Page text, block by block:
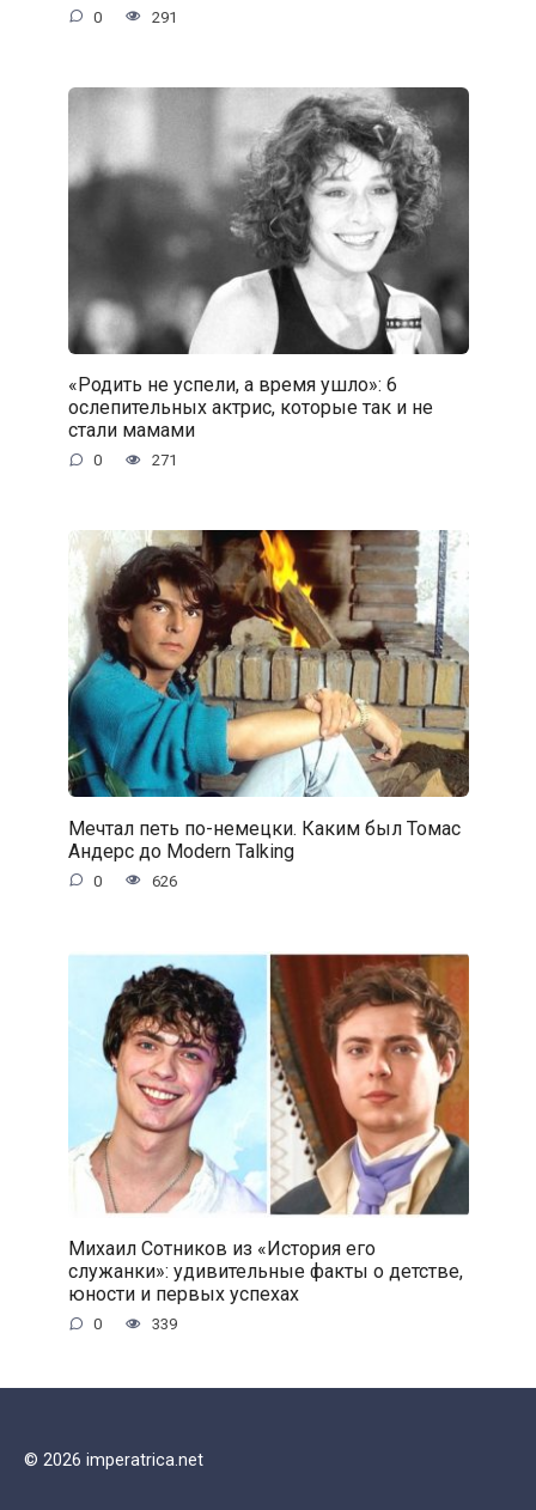
0 291
«Родить не успели, а время ушло»: 6
ослепительных актрис, которые так и не
стали мамами
0 271
Мечтал петь по-немецки. Каким был Томас
Андерс до Modern Talking
0 626
Михаил Сотников из «История его
служанки»: удивительные факты о детстве,
юности и первых успехах
0 339
© 2026 imperatrica.net